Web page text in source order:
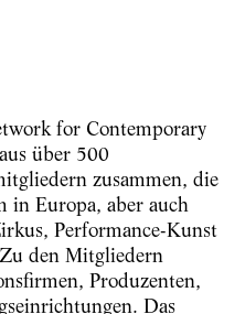
for Contemporary
über 500
zusammen, die
in Europa, aber auch
Performance-Kunst
den Mitgliedern
Produzenten,
Das